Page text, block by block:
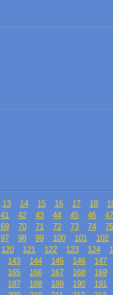
13 14 15 16 17 18
41 42 43 44 45 46 47
69 70 71 72 73 74 75
97 98 99 100 101 102
120 121 122 123 124
143 144 145 146 147
165 166 167 168 169
187 188 189 190 191